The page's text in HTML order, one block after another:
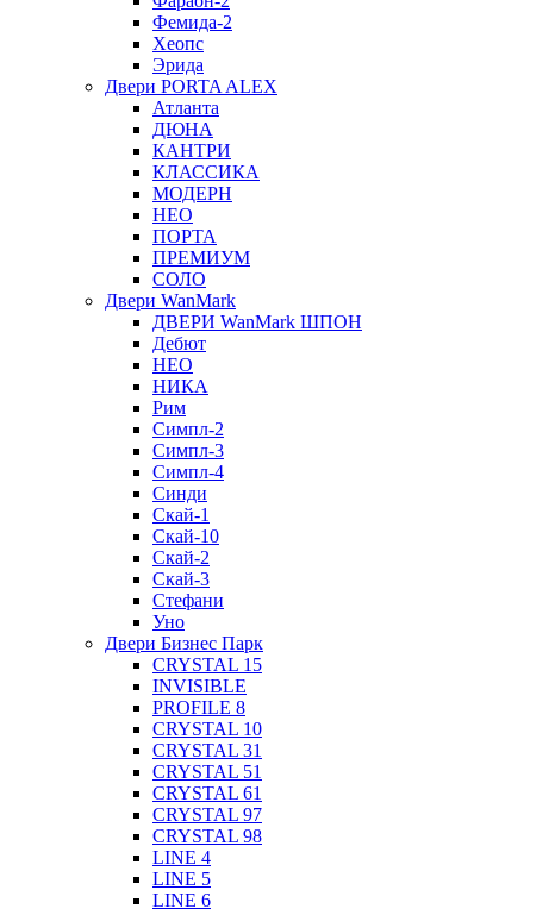
Фемида-2
Хеопс
Эрида
Двери PORTA ALEX
Атланта
ДЮНА
КАНТРИ
КЛАССИКА
МОДЕРН
НЕО
ПОРТА
ПРЕМИУМ
СОЛО
Двери WanMark
ДВЕРИ WanMark ШПОН
Дебют
НЕО
НИКА
Рим
Симпл-2
Симпл-3
Симпл-4
Синди
Скай-1
Скай-10
Скай-2
Скай-3
Стефани
Уно
Двери Бизнес Парк
CRYSTAL 15
INVISIBLE
PROFILE 8
CRYSTAL 10
CRYSTAL 31
CRYSTAL 51
CRYSTAL 61
CRYSTAL 97
CRYSTAL 98
LINE 4
LINE 5
LINE 6